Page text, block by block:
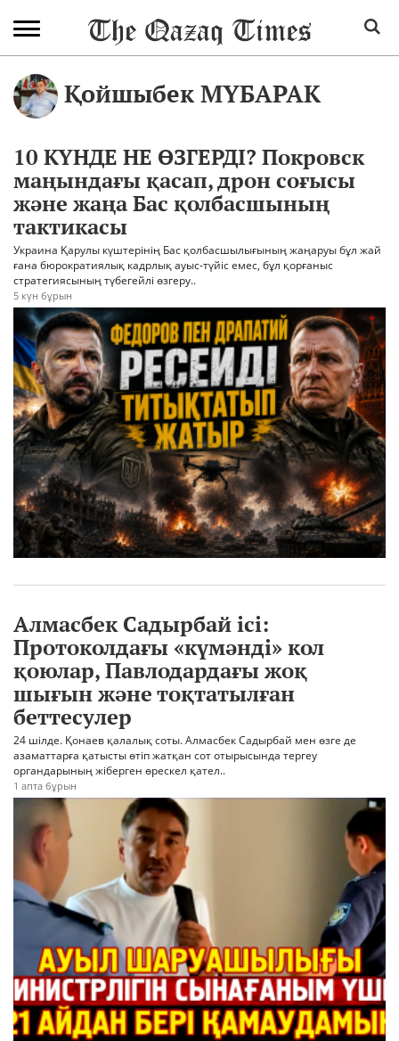
Қойшыбек МҮБАРАК
10 КҮНДЕ НЕ ӨЗГЕРДІ? Покровск
маңындағы қасап, дрон соғысы
және жаңа Бас қолбасшының
тактикасы
Украина Қарулы күштерінің Бас қолбасшылығының жаңаруы бұл жай
ғана бюрократиялық кадрлық ауыс-түйіс емес, бұл қорғаныс
стратегиясының түбегейлі өзгеру..
5 күн бұрын
Алмасбек Садырбай ісі:
Протоколдағы «күмәнді» кол
қоюлар, Павлодардағы жоқ
шығын және тоқтатылған
беттесулер
24 шілде. Қонаев қалалық соты. Алмасбек Садырбай мен өзге де
азаматтарға қатысты өтіп жатқан сот отырысында тергеу
органдарының жіберген өрескел қател..
1 апта бұрын